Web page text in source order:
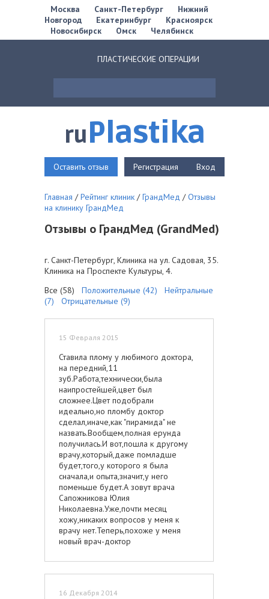
Москва Санкт-Петербург
Нижний
Новгород
Екатеринбург
Красноярск
Новосибирск
Омск Челябинск
ПЛАСТИЧЕСКИЕ ОПЕРАЦИИ
ruPlastika
Оставить отзыв Регистрация Вход
Главная / Рейтинг клиник / ГрандМед / Отзывы
на клинику ГрандМед
Отзывы о ГрандМед (GrandMed)
г. Санкт-Петербург, Клиника на ул. Садовая, 35.
Клиника на Проспекте Культуры, 4.
Все (58) Положительные (42)
Нейтральные
(7)
Отрицательные (9)
15 Февраля 2015
Ставила плому у любимого доктора,
на передний,11
зуб.Работа,технически,была
наипростейшей,цвет был
сложнее.Цвет подобрали
идеально,но пломбу доктор
сделал,иначе,как "пирамида" не
назвать.Вообщем,полная ерунда
получилась.И вот,пошла к другому
врачу,который,даже помладше
будет,того,у которого я была
сначала,и опыта,значит,у него
поменьше будет.А зовут врача
Сапожникова Юлия
Николаевна.Уже,почти месяц
хожу,никаких вопросов у меня к
врачу нет.Теперь,похоже у меня
новый врач-доктор
16 Декабря 2014